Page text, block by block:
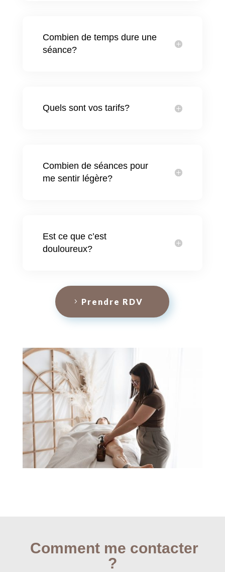
Combien de temps dure une
séance?
Quels sont vos tarifs?
Combien de séances pour
me sentir légère?
Est ce que c’est
douloureux?
Prendre RDV
Comment me contacter
?